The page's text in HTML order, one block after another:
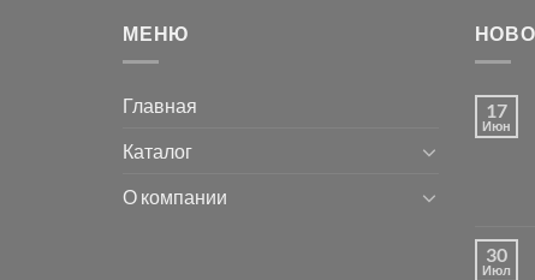
МЕНЮ
Главная
Каталог
О компании
17
Июн
30
Июл